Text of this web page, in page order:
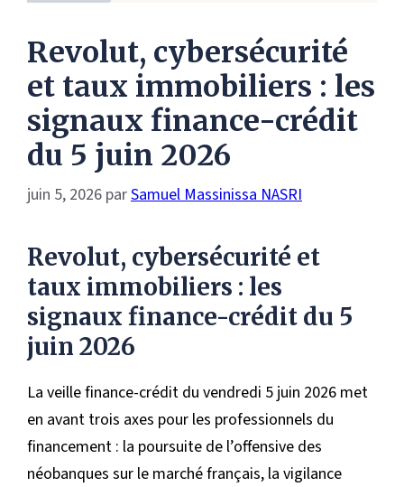
Revolut, cybersécurité
et taux immobiliers : les
signaux finance-crédit
du 5 juin 2026
juin 5, 2026 parSamuel Massinissa NASRI
Revolut, cybersécurité et
taux immobiliers : les
signaux finance-crédit du 5
juin 2026
La veille finance-crédit du vendredi 5 juin 2026 met
en avant trois axes pour les professionnels du
financement : la poursuite de l’offensive des
néobanques sur le marché français, la vigilance